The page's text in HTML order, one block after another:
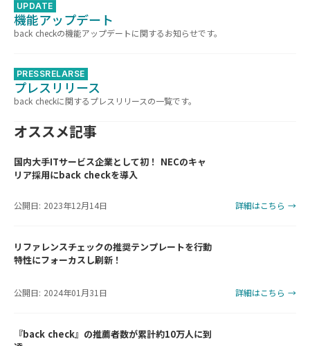
UPDATE
機能アップデート
back checkの機能アップデートに関するお知らせです。
PRESSRELARSE
プレスリリース
back checkに関するプレスリリースの一覧です。
オススメ記事
国内大手ITサービス企業として初！ NECのキャ
リア採用にback checkを導入
公開日: 2023年12月14日 詳細はこちら →
リファレンスチェックの推奨テンプレートを行動
特性にフォーカスし刷新！
公開日: 2024年01月31日 詳細はこちら →
『back check』の推薦者数が累計約10万人に到